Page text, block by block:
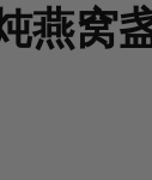
燕窝